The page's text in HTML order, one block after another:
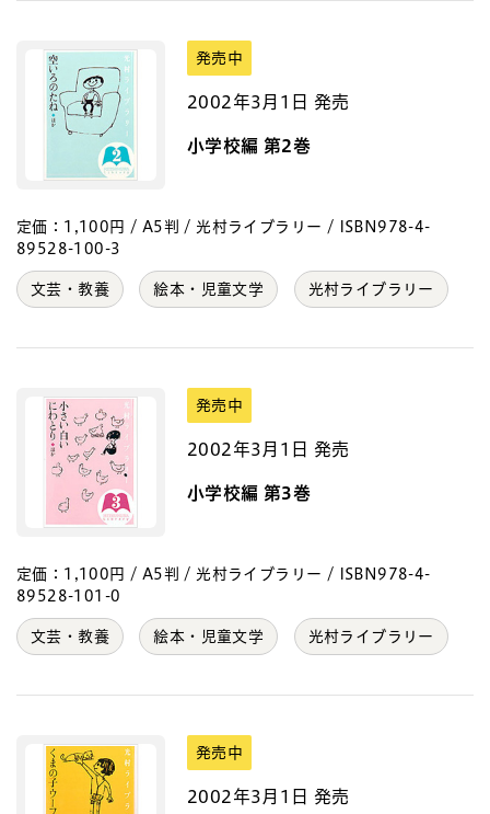
発売中
2002年3月1日 発売
小学校編 第2巻
定価：1,100円 / A5判 / 光村ライブラリー / ISBN978-4-
89528-100-3
文芸・教養 絵本・児童文学 光村ライブラリー
発売中
2002年3月1日 発売
小学校編 第3巻
定価：1,100円 / A5判 / 光村ライブラリー / ISBN978-4-
89528-101-0
文芸・教養 絵本・児童文学 光村ライブラリー
発売中
2002年3月1日 発売